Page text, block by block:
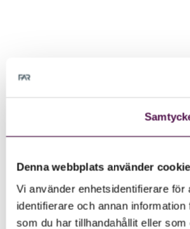
Denna webbplats använder
Vi använder enhetsidentifierare
identifierare och annan
som du har tillhandahållit eller